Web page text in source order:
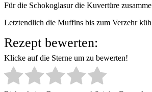
Für die Schokoglasur die Kuvertüre
Letztendlich die Muffins bis zum Verzehr
Rezept bewerten:
Klicke auf die Sterne um zu bewerten!